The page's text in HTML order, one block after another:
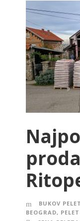
BUKOV PELET
BEOGRAD,